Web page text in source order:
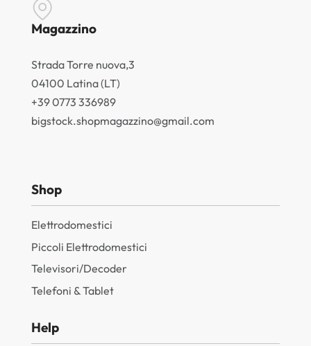
Magazzino
Strada Torre nuova,3
04100 Latina (LT)
+39 0773 336989
bigstock.shopmagazzino@gmail.com
Shop
Elettrodomestici
Piccoli Elettrodomestici
Televisori/Decoder
Telefoni & Tablet
Help